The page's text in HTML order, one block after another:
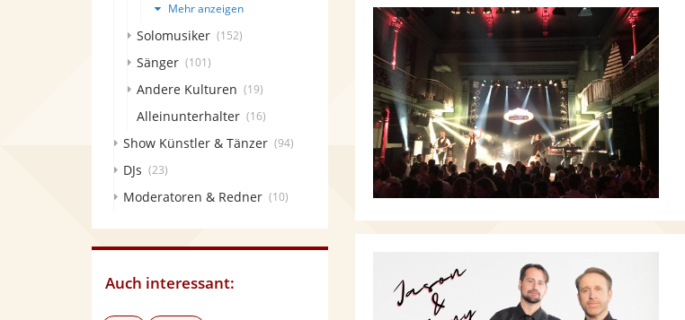
Mehr anzeigen
Solomusiker (152)
Sänger (101)
Andere Kulturen (19)
Alleinunterhalter (16)
Show Künstler & Tänzer (94)
DJs (23)
Moderatoren & Redner (10)
Auch interessant: